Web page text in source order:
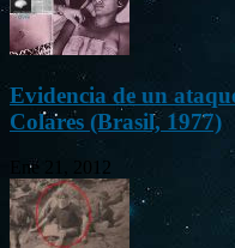
Evidencia de un
Colares (Brasil, 1977)
Ene 21, 2012